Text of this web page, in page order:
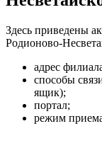
Здесь приведены
Родионово-
адрес
способы
ящик);
портал;
режим